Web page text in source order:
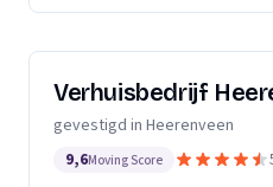
Verhuisbedrijf
gevestigd in Heerenveen
9,6Moving Score